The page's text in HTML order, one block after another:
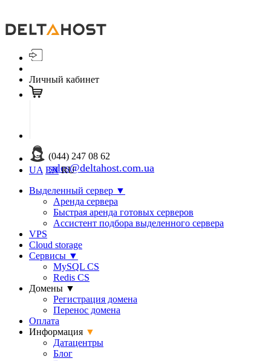
Личный кабинет
(044) 247 08 62
sales@deltahost.com.ua
UA EN RU
Выделенный сервер ▼
Аренда сервера
Быстрая аренда готовых серверов
Ассистент подбора выделенного сервера
VPS
Cloud storage
Сервисы ▼
MySQL CS
Redis CS
Домены ▼
Регистрация домена
Перенос домена
Оплата
Информация ▼
Датацентры
Блог